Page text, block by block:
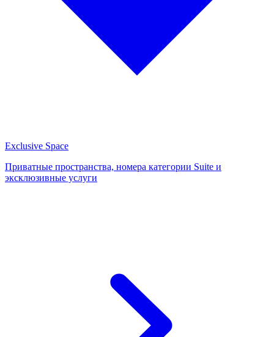
Exclusive Space
Приватные пространства, номера категории Suite и
эксклюзивные услуги